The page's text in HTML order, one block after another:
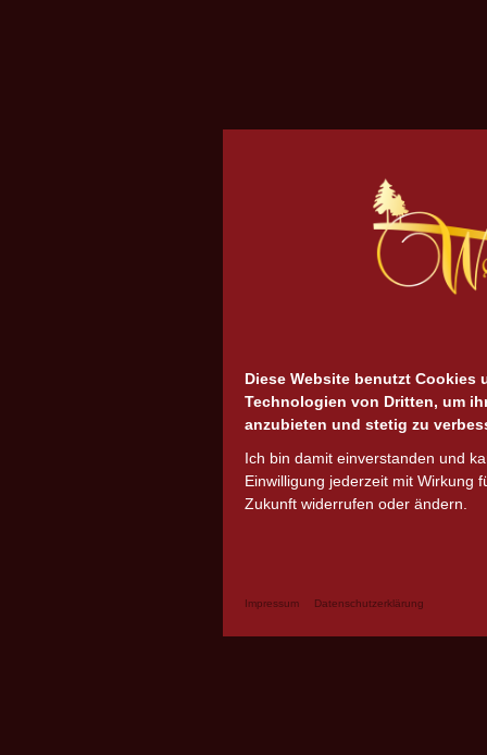
Diese Website benutzt Cookies
Technologien von Dritten, um
anzubieten und stetig zu
Ich bin damit einverstanden und
Einwilligung jederzeit mit Wirkung
Zukunft widerrufen oder ändern.
Impressum Datenschutzerklärung